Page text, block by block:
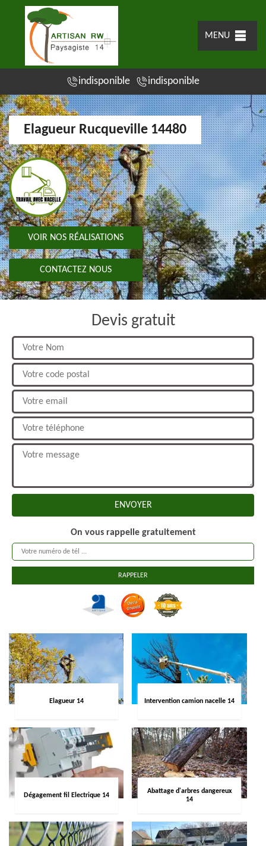
MENU
indisponible indisponible
Elagueur Rucqueville 14480
VOIR NOS RÉALISATIONS
CONTACTEZ NOUS
Devis gratuit
On vous rappelle gratuitement
Elagueur 14 Intervention camion nacelle 14
Dégagement fil Electrique 14
Abattage d'arbres dangereux
14